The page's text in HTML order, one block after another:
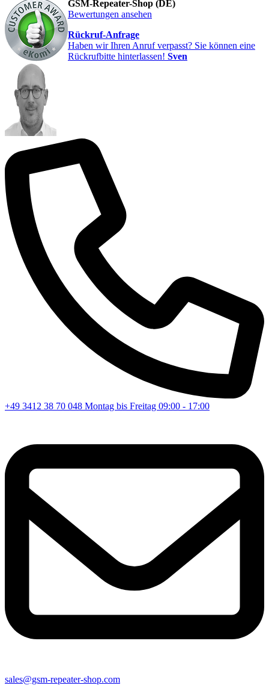
GSM-Repeater-Shop (DE)
Bewertungen ansehen
Rückruf-Anfrage
Haben wir Ihren Anruf verpasst? Sie können eine
Rückrufbitte hinterlassen! Sven
+49 3412 38 70 048 Montag bis Freitag 09:00 - 17:00
sales@gsm-repeater-shop.com